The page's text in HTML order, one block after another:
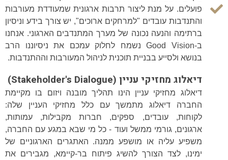
פועלים. על מנת ליצור תרבות ארגונית שמעודדת מעורבות
והתנדבות עובדים "למרחקים ארוכים", יש צורך בידע וניסיון
ברתימה והנעה נכונה של מערך המתנדבים הארגוני. אנחנו
ב-Good Vision נשמח לחלוק עמכם את ניסיוננו הרב
בנושא ולסייע בבניית תוכנית לניהול המעורבות וההתנדבות.
דיאלוג מחזיקי עניין (Stakeholder's Dialogue)
דיאלוג מחזיקי עניין הינו תהליך מובנה ויזום בו מקיימת
החברה דיאלוג מתמשך עם כלל מחזיקי העניין שלה:
לקוחות, עובדים, ספקים, חברות מקבילות, עמותות,
ארגונים, גורמי ממשל ועוד - כל מי שבא במגע עם החברה,
משפיע עליה או מושפע ממנה. האתגרים הארגוניים של
ימינו, לצד הצורך להשיג פיתוח בר-קיימא, מגבירים את